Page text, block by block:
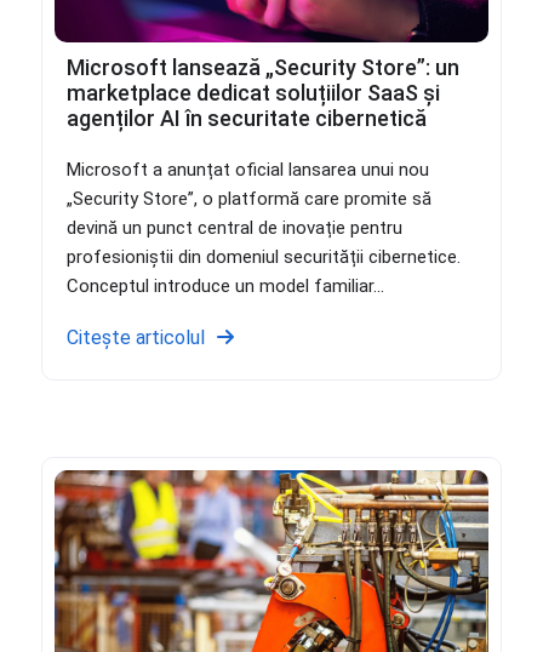
Microsoft lansează „Security Store”: un
marketplace dedicat soluțiilor SaaS și
agenților AI în securitate cibernetică
Microsoft a anunțat oficial lansarea unui nou
„Security Store”, o platformă care promite să
devină un punct central de inovație pentru
profesioniștii din domeniul securității cibernetice.
Conceptul introduce un model familiar...
Citește articolul